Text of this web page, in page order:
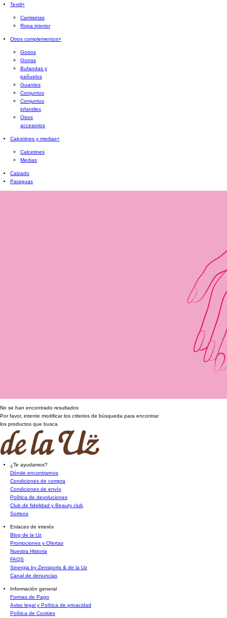
Textil+
Camisetas
Ropa interior
Otros complementos+
Gorros
Gorras
Bufandas y
pañuelos
Guantes
Conjuntos
Conjuntos
infantiles
Otros
accesorios
Calcetines y medias+
Calcetines
Medias
Calzado
Paraguas
No se han encontrado resultados
Por favor, intente modificar los criterios de búsqueda para encontrar
los productos que busca
¿Te ayudamos?
Dónde encontrarnos
Condiciones de compra
Condiciones de envío
Política de devoluciones
Club de fidelidad y Beauty club
Sorteos
Enlaces de interés
Blog de la Uz
Promociones y Ofertas
Nuestra Historia
FAQS
Sinergia by Zensports & de la Uz
Canal de denuncias
Información general
Formas de Pago
Aviso legal y Política de privacidad
Política de Cookies